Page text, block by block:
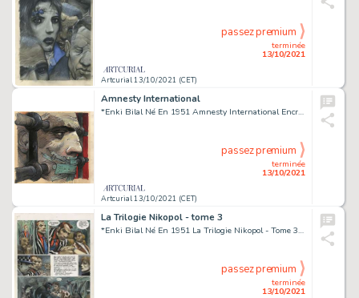
Artcurial 13/10/2021 (CET)
terminée
13/10/2021
passez premium
Amnesty International
*Enki Bilal Né En 1951 Amnesty International Encre de Chine, Gouache Et Crayon Pour Un Dessin Publié En 1994 En Couverture de...
Artcurial 13/10/2021 (CET)
terminée
13/10/2021
passez premium
La Trilogie Nikopol - tome 3
*Enki Bilal Né En 1951 La Trilogie Nikopol - Tome 3 Froid Équateur Encre de Chine, Gouache Et Crayon Pour La Planche 20 de...
terminée
13/10/2021
passez premium